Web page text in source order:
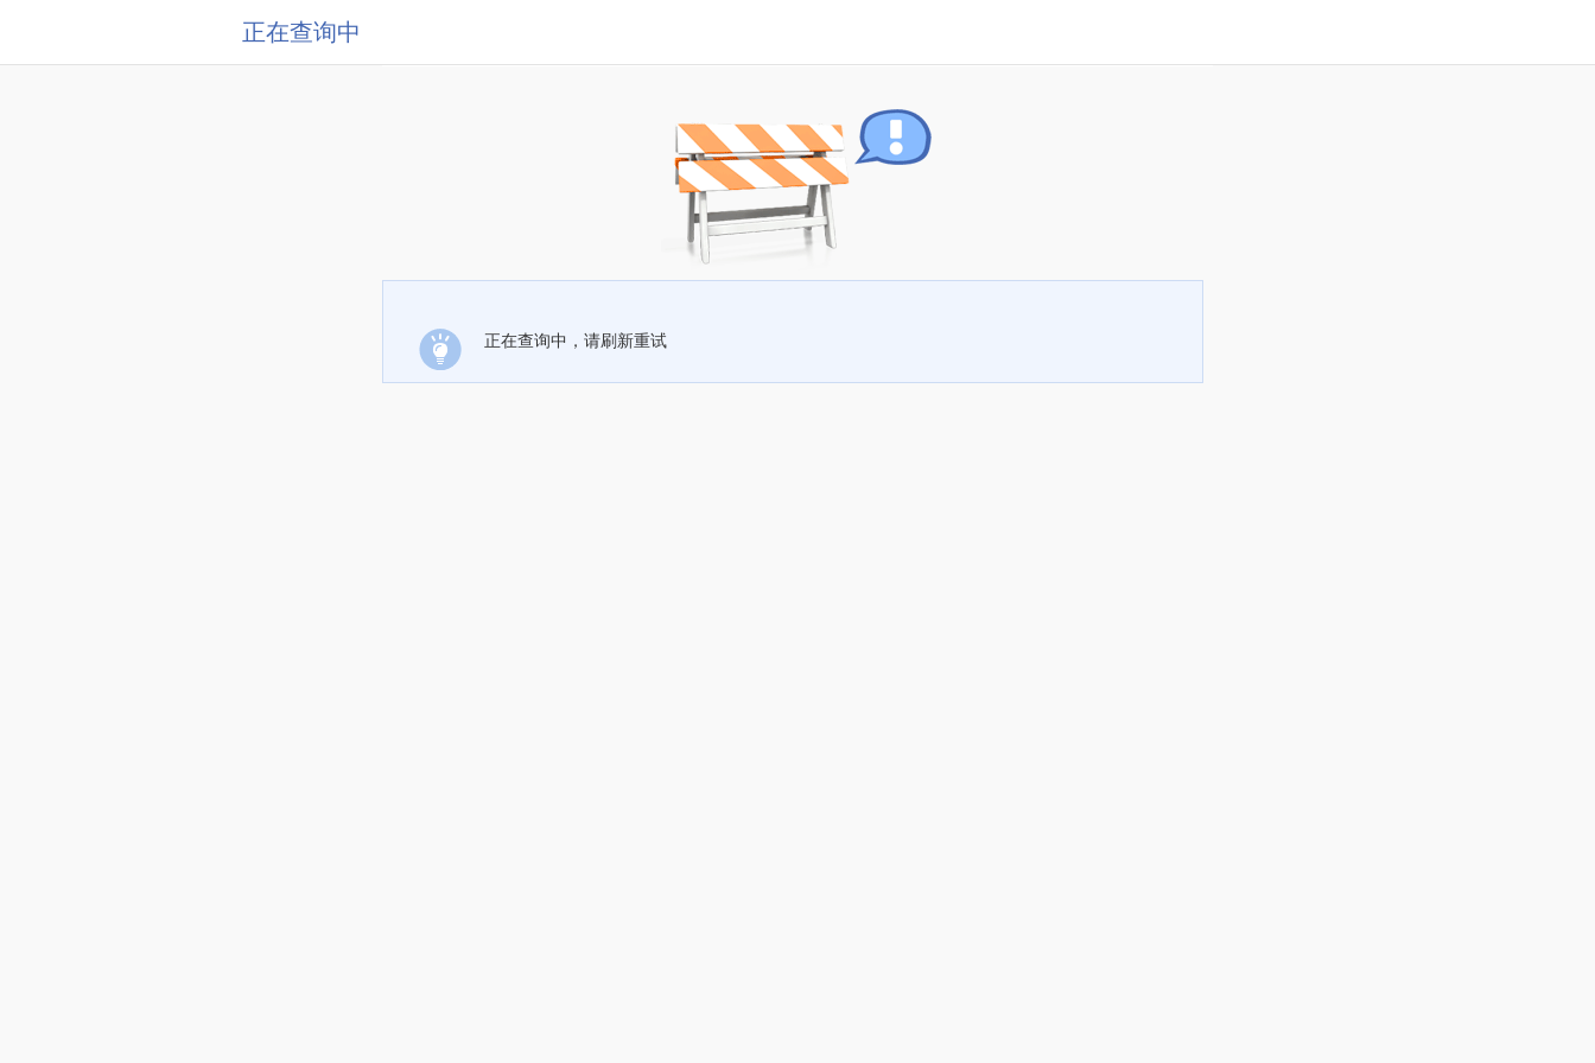
正在查询中
正在查询中，请刷新重试